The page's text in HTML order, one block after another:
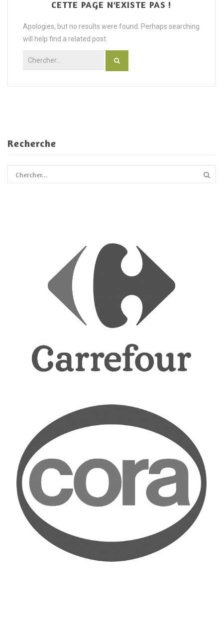
La presse parle de nous
Panorama des produits
Gamme classique
CETTE PAGE N'EXISTE PAS !
Apologies, but no results were found. Perhaps searching
will help find a related post.
Recherche